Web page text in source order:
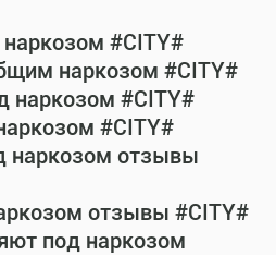
#CITY#
наркозом #CITY#
наркозом #CITY#
#CITY#
наркозом отзывы
отзывы #CITY#
под наркозом